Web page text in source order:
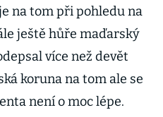
na tom při pohledu na
ještě hůře maďarský
více než devět
koruna na tom ale se
není o moc lépe.